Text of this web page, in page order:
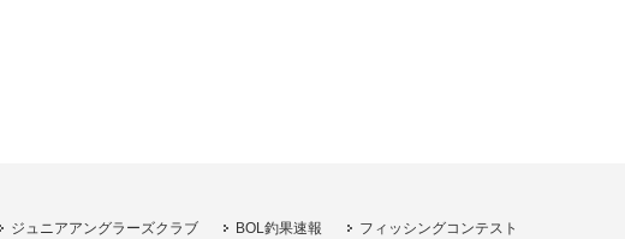
ジュニアアングラーズクラブ BOL釣果速報 フィッシングコンテスト